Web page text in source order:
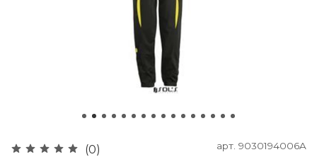
(0) арт. 9030194006A